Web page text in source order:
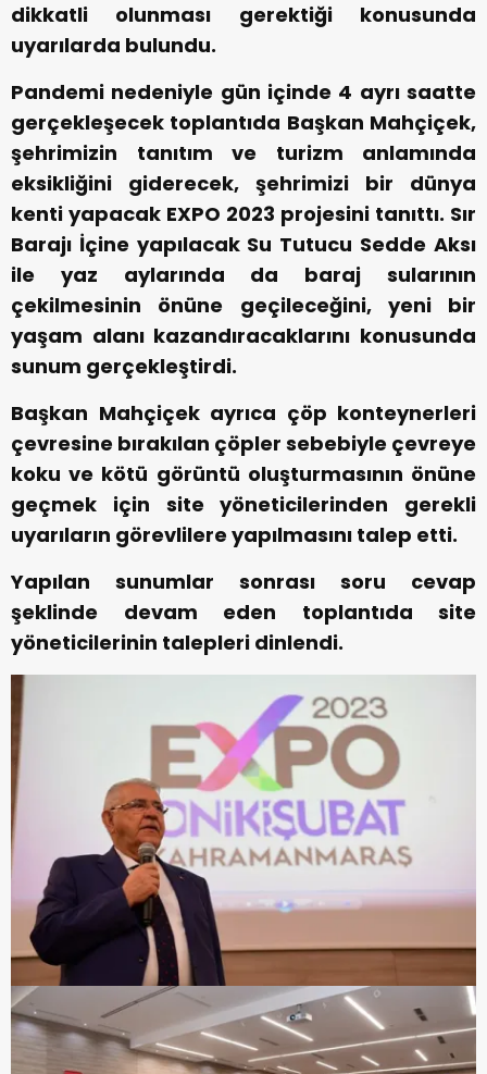
dikkatli olunması gerektiği konusunda
uyarılarda bulundu.
Pandemi nedeniyle gün içinde 4 ayrı saatte
gerçekleşecek toplantıda Başkan Mahçiçek,
şehrimizin tanıtım ve turizm anlamında
eksikliğini giderecek, şehrimizi bir dünya
kenti yapacak EXPO 2023 projesini tanıttı. Sır
Barajı İçine yapılacak Su Tutucu Sedde Aksı
ile yaz aylarında da baraj sularının
çekilmesinin önüne geçileceğini, yeni bir
yaşam alanı kazandıracaklarını konusunda
sunum gerçekleştirdi.
Başkan Mahçiçek ayrıca çöp konteynerleri
çevresine bırakılan çöpler sebebiyle çevreye
koku ve kötü görüntü oluşturmasının önüne
geçmek için site yöneticilerinden gerekli
uyarıların görevlilere yapılmasını talep etti.
Yapılan sunumlar sonrası soru cevap
şeklinde devam eden toplantıda site
yöneticilerinin talepleri dinlendi.